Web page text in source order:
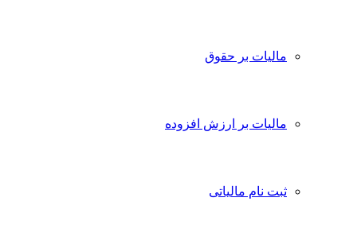
مالیات بر حقوق
مالیات بر ارزش افزوده
ثبت نام مالیاتی